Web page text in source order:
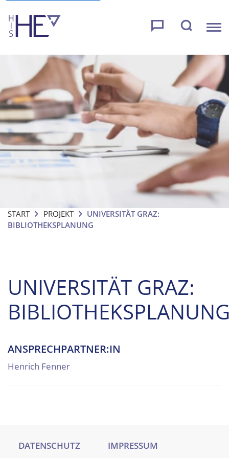
START PROJEKT
UNIVERSITÄT GRAZ:
BIBLIOTHEKSPLANUNG
UNIVERSITÄT GRAZ:
ANSPRECHPARTNER:IN
Henrich Fenner
DATENSCHUTZ IMPRESSUM